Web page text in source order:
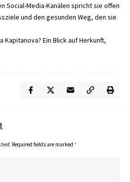
Social-Media-Kanälen spricht sie offen
und den gesunden Weg, den sie
Kapitanova? Ein Blick auf Herkunft,
Required fields are marked *